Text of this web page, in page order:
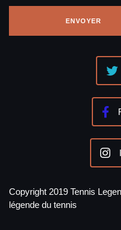
Copyright 2019 Tennis
légende du tennis